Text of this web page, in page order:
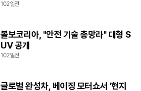
102일전
볼보코리아, "안전 기술 총망라" 대형 S
UV 공개
102일전
글로벌 완성차, 베이징 모터쇼서 '현지